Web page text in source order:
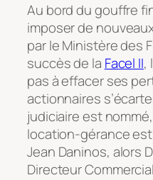
Au bord du gouffre
imposer de
par le Ministère des
succès de la Facel II,
pas à effacer ses
actionnaires
judiciaire est
location-gérance
Jean Daninos, alors
Directeur